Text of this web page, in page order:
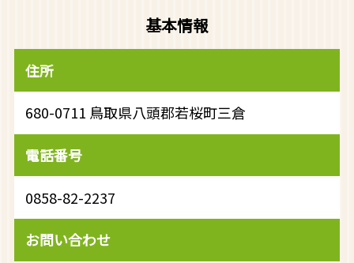
基本情報
住所
680-0711 鳥取県八頭郡若桜町三倉
電話番号
0858-82-2237
お問い合わせ